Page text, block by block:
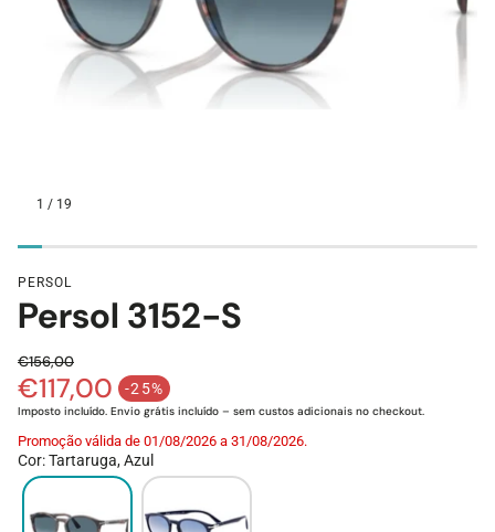
1 / 19
PERSOL
Persol 3152-S
€117,00 -25%
Preço de saldo
Preço normal
€156,00
Imposto incluído. Envio grátis incluído – sem custos adicionais no checkout.
Promoção válida de 01/08/2026 a 31/08/2026.
Cor:Tartaruga, Azul
Assistente de Loja
Estou à procura de um óculos de sol novos
Tenho andado com os olhos secos...
Qual a vossa politica de devoluções?
Quanto tempo demora o envio?